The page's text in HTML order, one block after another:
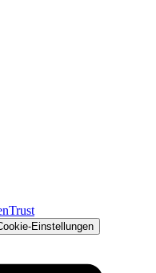
Trust
Einstellungen